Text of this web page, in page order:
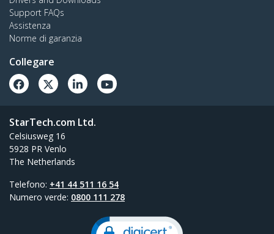
Support FAQs
Assistenza
Norme di garanzia
Collegare
StarTech.com Ltd.
Celsiusweg 16
5928 PR Venlo
The Netherlands
Telefono: +41 44 511 16 54
Numero verde: 0800 111 278